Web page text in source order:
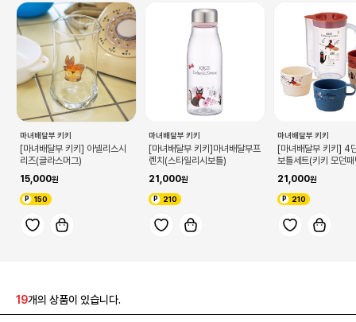
마녀배달부 키키
[마녀배달부 키키] 아넬리스시
리즈(글라스머그)
15,000
150
마녀배달부 키키
[마녀배달부 키키]마녀배달부프
렌치(스타일리시보틀)
21,000
210
마녀배달부 키키
[마녀배달부 키키] 4
보틀세트(키키 모던
21,000
210
19개의 상품이 있습니다.